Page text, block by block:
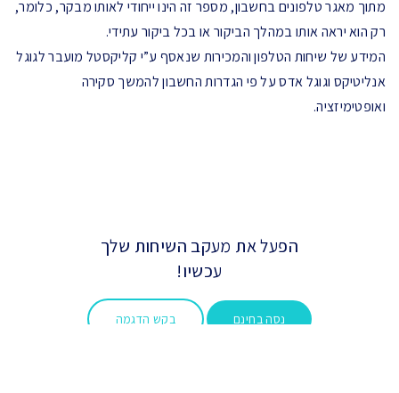
מתוך מאגר טלפונים בחשבון, מספר זה הינו ייחודי לאותו מבקר, כלומר,
רק הוא יראה אותו במהלך הביקור או בכל ביקור עתידי.
המידע של שיחות הטלפון והמכירות שנאסף ע”י קליקסטל מועבר לגוגל
אנליטיקס וגוגל אדס על פי הגדרות החשבון להמשך סקירה
ואופטימיזציה.
הפעל את מעקב השיחות שלך
עכשיו!
נסה בחינם בקש הדגמה